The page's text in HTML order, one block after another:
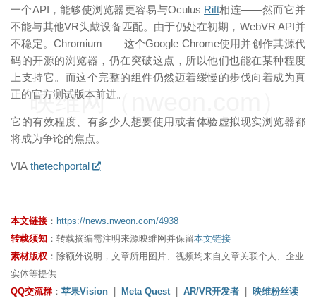
一个API，能够使浏览器更容易与Oculus Rift相连——然而它并
不能与其他VR头戴设备匹配。由于仍处在初期，WebVR API并
不稳定。Chromium——这个Google Chrome使用并创作其源代
码的开源的浏览器，仍在突破这点，所以他们也能在某种程度
上支持它。而这个完整的组件仍然迈着缓慢的步伐向着成为真
正的官方测试版本前进。
它的有效程度、有多少人想要使用或者体验虚拟现实浏览器都
将成为争论的焦点。
VIA thetechportal
映维网（nweon.com）
本文链接 ： https://news.nweon.com/4938
转载须知 ：转载摘编需注明来源映维网并保留本文链接
素材版权 ：除额外说明，文章所用图片、视频均来自文章关联个人、企业
实体等提供
QQ交流群 ： 苹果Vision Meta Quest| AR/VR开发者
映维粉丝读